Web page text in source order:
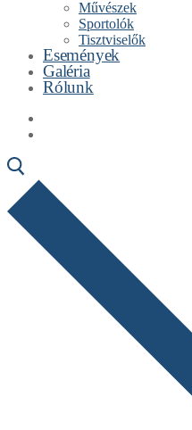
Művészek
Sportolók
Tisztviselők
Események
Galéria
Rólunk